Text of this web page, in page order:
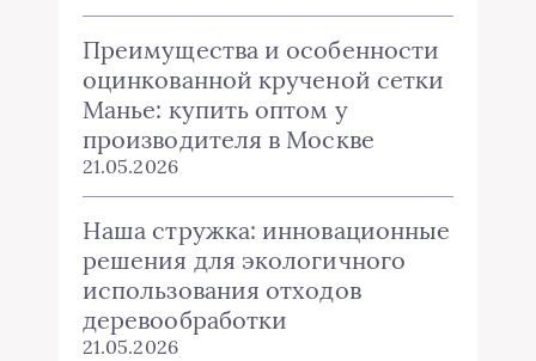
Преимущества и особенности
оцинкованной крученой сетки
Манье: купить оптом у
производителя в Москве
21.05.2026
Наша стружка: инновационные
решения для экологичного
использования отходов
деревообработки
21.05.2026